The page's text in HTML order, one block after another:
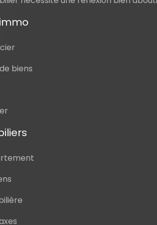
biens